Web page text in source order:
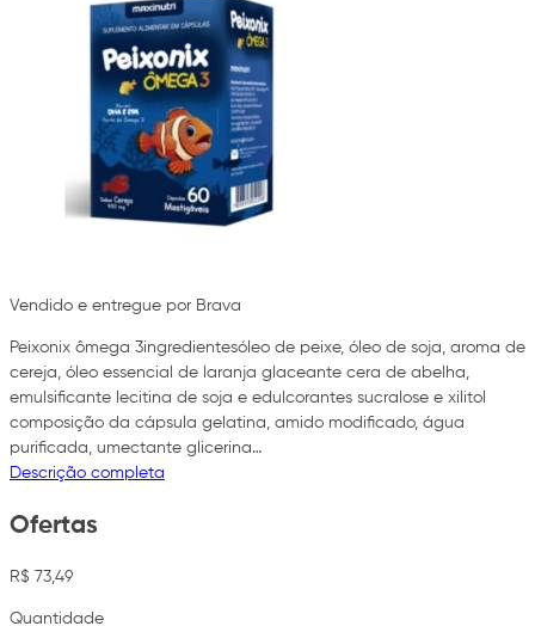
Vendido e entregue por Brava
Peixonix ômega 3ingredientesóleo de peixe, óleo de soja, aroma de
cereja, óleo essencial de laranja glaceante cera de abelha,
emulsificante lecitina de soja e edulcorantes sucralose e xilitol
composição da cápsula gelatina, amido modificado, água
purificada, umectante glicerina…
Descrição completa
Ofertas
R$ 73,49
Quantidade